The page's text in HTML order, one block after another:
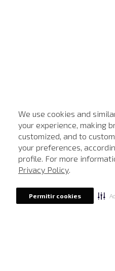
We use cookies and
your experience, making
customized, and to
your preferences,
profile. For more
Privacy Policy.
Permitir cookies